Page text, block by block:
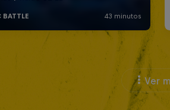
Ver